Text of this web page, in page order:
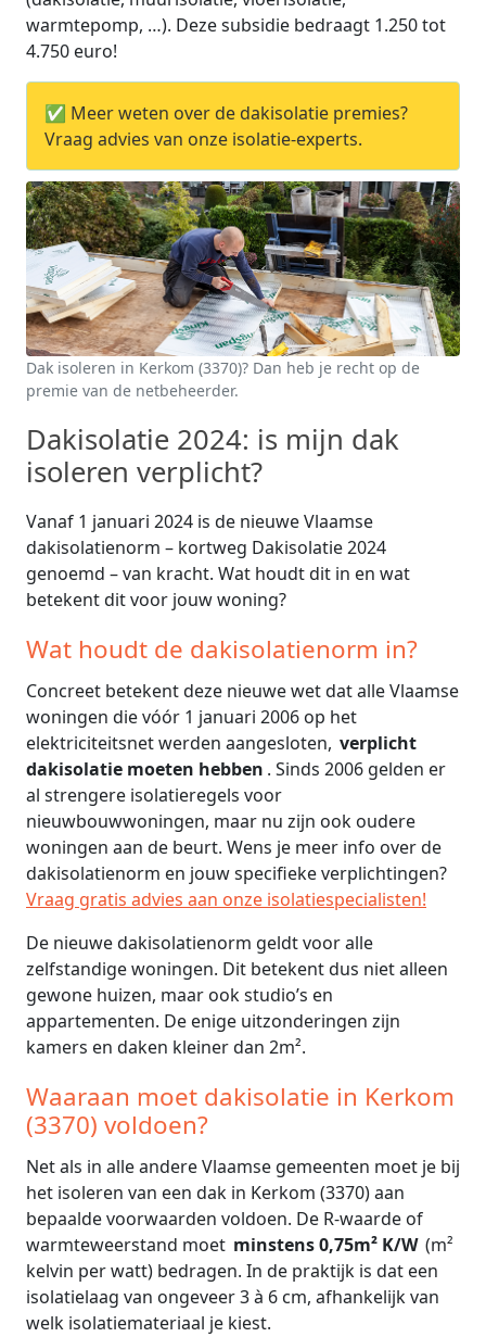
warmtepomp, …). Deze subsidie bedraagt 1.250 tot
4.750 euro!
✅ Meer weten over de dakisolatie premies?
Vraag advies van onze isolatie-experts.
Dak isoleren in Kerkom (3370)? Dan heb je recht op de
premie van de netbeheerder.
Dakisolatie 2024: is mijn dak
isoleren verplicht?
Vanaf 1 januari 2024 is de nieuwe Vlaamse
dakisolatienorm – kortweg Dakisolatie 2024
genoemd – van kracht. Wat houdt dit in en wat
betekent dit voor jouw woning?
Wat houdt de dakisolatienorm in?
Concreet betekent deze nieuwe wet dat alle Vlaamse
woningen die vóór 1 januari 2006 op het
elektriciteitsnet werden aangesloten, verplicht
dakisolatie moeten hebben . Sinds 2006 gelden er
al strengere isolatieregels voor
nieuwbouwwoningen, maar nu zijn ook oudere
woningen aan de beurt. Wens je meer info over de
dakisolatienorm en jouw specifieke verplichtingen?
Vraag gratis advies aan onze isolatiespecialisten!
De nieuwe dakisolatienorm geldt voor alle
zelfstandige woningen. Dit betekent dus niet alleen
gewone huizen, maar ook studio’s en
appartementen. De enige uitzonderingen zijn
kamers en daken kleiner dan 2m².
Waaraan moet dakisolatie in Kerkom
(3370) voldoen?
Net als in alle andere Vlaamse gemeenten moet je bij
het isoleren van een dak in Kerkom (3370) aan
bepaalde voorwaarden voldoen. De R-waarde of
warmteweerstand moet minstens 0,75m² K/W (m²
kelvin per watt) bedragen. In de praktijk is dat een
isolatielaag van ongeveer 3 à 6 cm, afhankelijk van
welk isolatiemateriaal je kiest.